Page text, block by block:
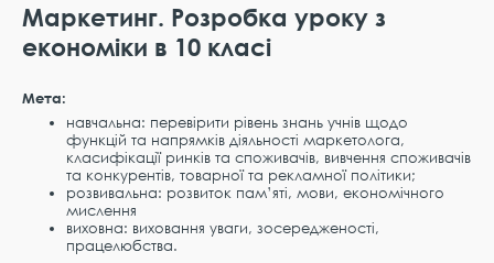
Маркетинг. Розробка уроку з
економіки в 10 класі
Мета:
навчальна: перевірити рівень знань учнів щодо
функцій та напрямків діяльності маркетолога,
класифікації ринків та споживачів, вивчення споживачів
та конкурентів, товарної та рекламної політики;
розвивальна: розвиток пам’яті, мови, економічного
мислення
виховна: виховання уваги, зосередженості,
працелюбства.